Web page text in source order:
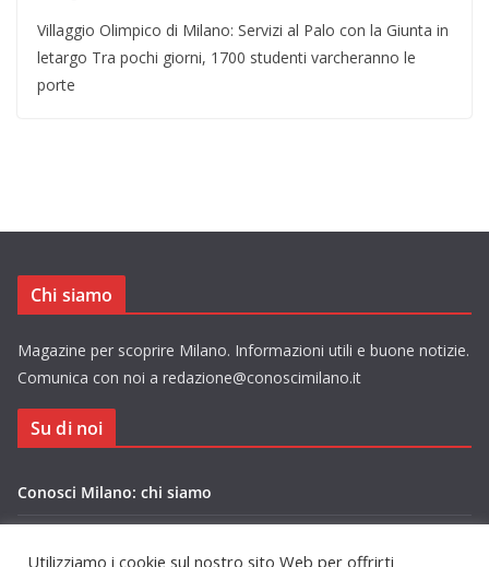
Villaggio Olimpico di Milano: Servizi al Palo con la Giunta in
letargo Tra pochi giorni, 1700 studenti varcheranno le
porte
Chi siamo
Magazine per scoprire Milano. Informazioni utili e buone notizie.
Comunica con noi a redazione@conoscimilano.it
Su di noi
Conosci Milano: chi siamo
Utilizziamo i cookie sul nostro sito Web per offrirti